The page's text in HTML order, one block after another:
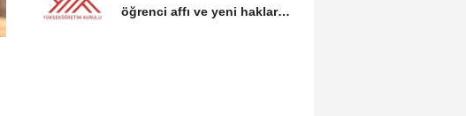
öğrenci affı ve yeni haklar